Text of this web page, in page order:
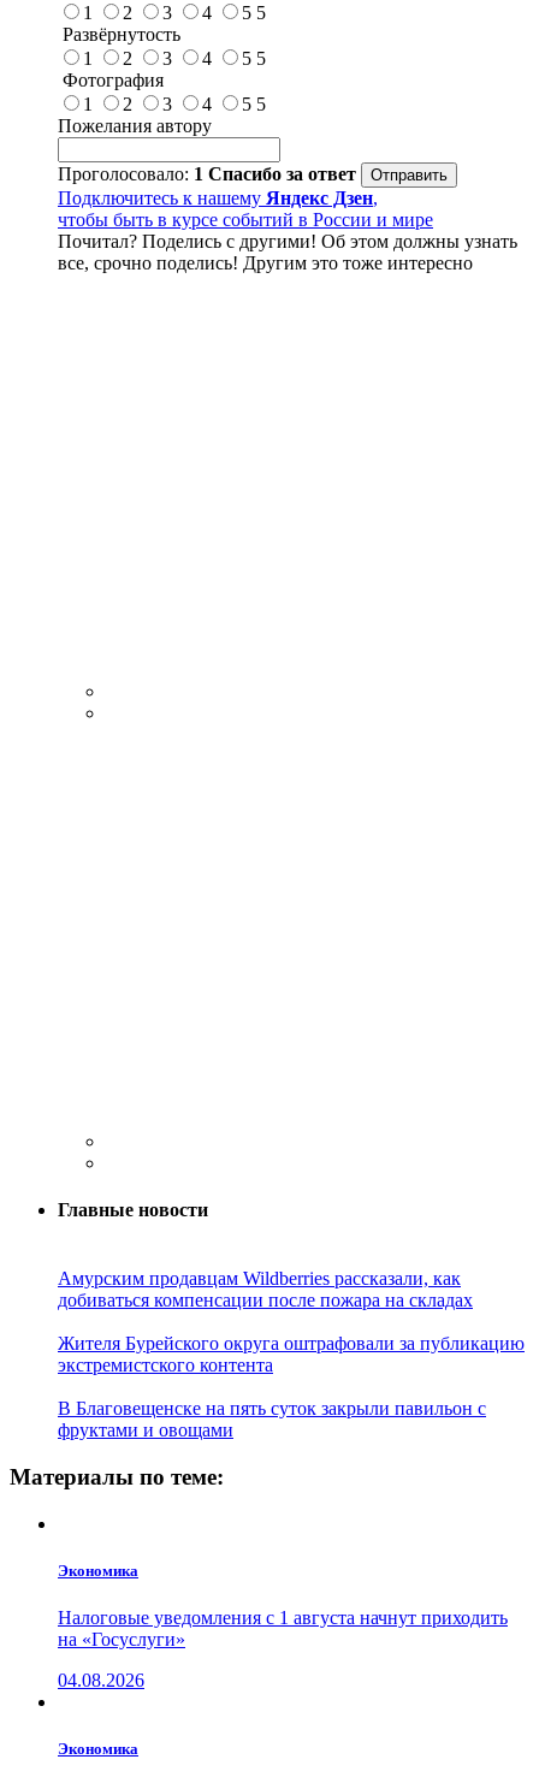
1
2 3 4 5 5
Развёрнутость
1
2 3 4 5 5
Фотография
1
2 3 4 5 5
Пожелания автору
Проголосовало: 1 Спасибо за ответ
Подключитесь к нашему Яндекс Дзен,
чтобы быть в курсе событий в России и мире
Почитал? Поделись с другими! Об этом должны узнать
все, срочно поделись! Другим это тоже интересно
Главные новости
Амурским продавцам Wildberries рассказали, как
добиваться компенсации после пожара на складах
Жителя Бурейского округа оштрафовали за публикацию
экстремистского контента
В Благовещенске на пять суток закрыли павильон с
фруктами и овощами
Материалы по теме:
Экономика
Налоговые уведомления с 1 августа начнут приходить
на «Госуслуги»
04.08.2026
Экономика